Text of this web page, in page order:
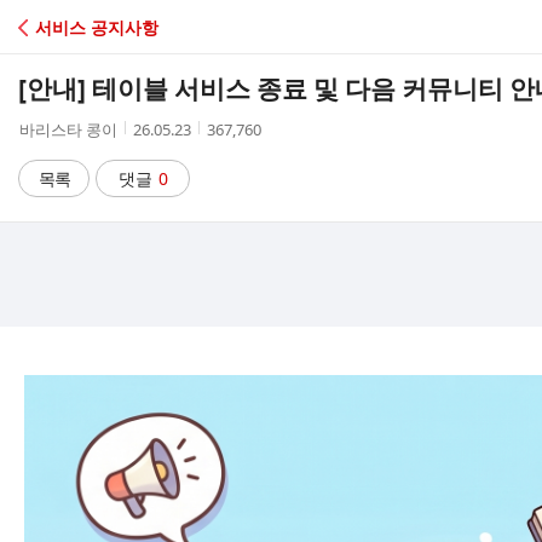
C
A
서비스 공지사항
[안내] 테이블 서비스 종료 및 다음 커뮤니티 안
작
자
바리스타 콩이
작
시
간
26.05.23
조
367,760
목록 댓글 0